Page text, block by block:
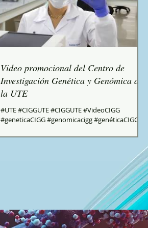
Video promocional del Centro de
Investigación Genética y Genómica de
la UTE
#UTE #CIGGUTE #CIGGUTE #VideoCIGG
#geneticaCIGG #genomicacigg #genéticaCIGG
#genomicaecuador...